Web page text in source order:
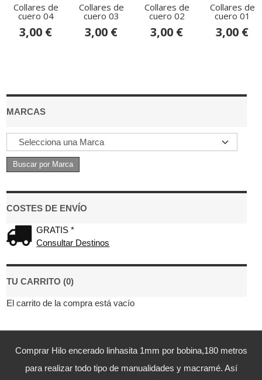
MARCAS
COSTES DE ENVÍO
GRATIS *
Consultar Destinos
TU CARRITO (0)
El carrito de la compra está vacío
Collares de
cuero 04
3,00 €
Collares de
cuero 03
3,00 €
Collares de
cuero 02
3,00 €
Collares de
cuero 01
3,00 €
Comprar Hilo encerado linhasita 1mm por bobina,180 metros
para realizar todo tipo de manualidades y macramé. Así